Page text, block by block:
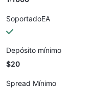
SoportadoEA
Depósito mínimo
$20
Spread Mínimo